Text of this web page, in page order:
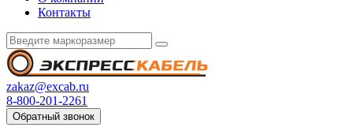
Контакты
zakaz@excab.ru
8-800-201-2261
Обратный звонок